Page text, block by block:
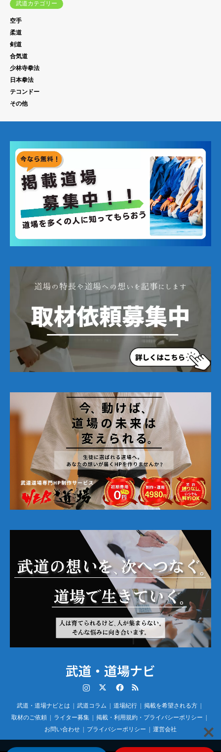
武道カテゴリー
空手
柔道
剣道
合気道
少林寺拳法
日本拳法
テコンドー
その他
武道・道場ナビ
RSS
武道・道場ナビとは 武道コラム 道場紀行
掲載を希望される方
取材のご依頼
ライター募集
掲載・利用規約・プライバシーポリシー
お問い合わせ
プライバシーポリシー 運営会社